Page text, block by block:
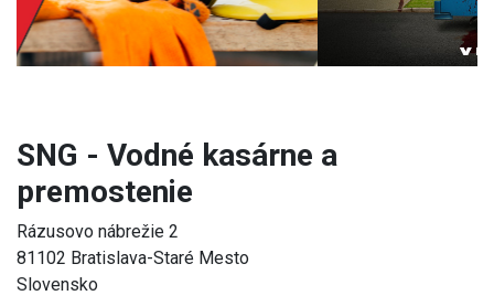
SNG - Vodné kasárne a
premostenie
Rázusovo nábrežie 2
81102 Bratislava-Staré Mesto
Slovensko